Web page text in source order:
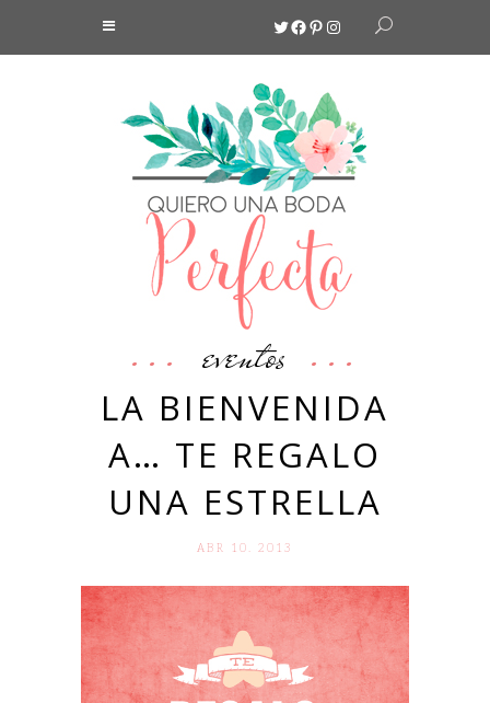
Twitter
Facebook
Pinterest
Instagram
eventos
LA BIENVENIDA
A… TE REGALO
UNA ESTRELLA
ABR 10. 2013